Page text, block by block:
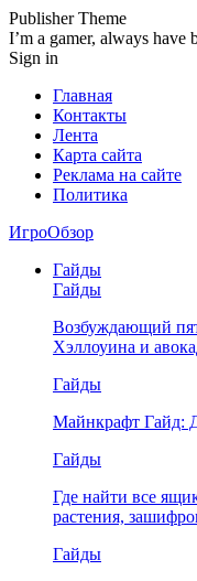
Publisher Theme
I’m a gamer, always have
Sign in
Главная
Контакты
Лента
Карта сайта
Реклама на сайте
Политика
ИгроОбзор
Гайды
Гайды
Возбуждающий
Хэллоуина и
Гайды
Майнкрафт Гайд:
Гайды
Где найти все
растения,
Гайды